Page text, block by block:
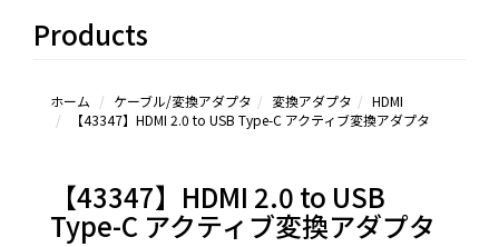
USB（Type-
Products
ホーム ケーブル/変換アダプタ 変換アダプタ
HDMI
【43347】HDMI 2.0 to USB Type-C アクティブ変換アダプタ
【43347】HDMI 2.0 to USB
Type-C アクティブ変換アダプタ